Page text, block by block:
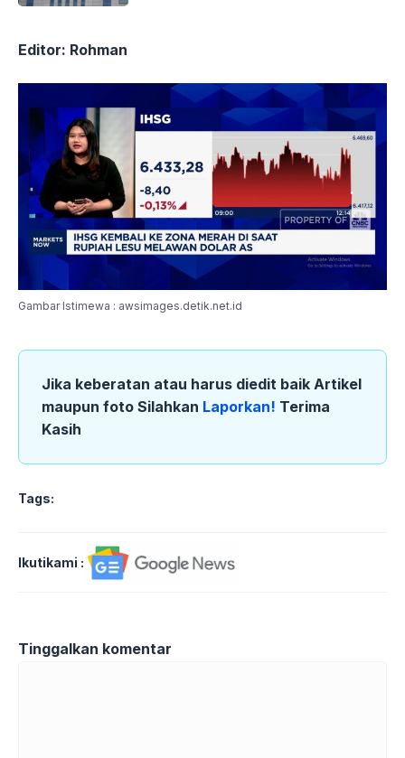
Editor: Rohman
Gambar Istimewa : awsimages.detik.net.id
Jika keberatan atau harus diedit baik Artikel
maupun foto Silahkan Laporkan! Terima
Kasih
Tags:
Ikutikami :
Tinggalkan komentar